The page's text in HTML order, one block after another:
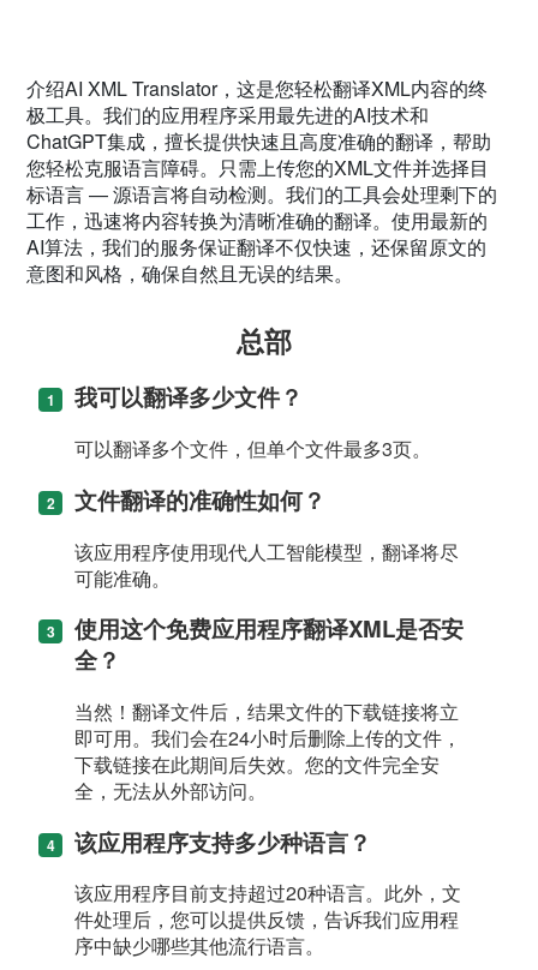
介绍AI XML Translator，这是您轻松翻译XML内容的终
极工具。我们的应用程序采用最先进的AI技术和
ChatGPT集成，擅长提供快速且高度准确的翻译，帮助
您轻松克服语言障碍。只需上传您的XML文件并选择目
标语言 — 源语言将自动检测。我们的工具会处理剩下的
工作，迅速将内容转换为清晰准确的翻译。使用最新的
AI算法，我们的服务保证翻译不仅快速，还保留原文的
意图和风格，确保自然且无误的结果。
总部
我可以翻译多少文件？
可以翻译多个文件，但单个文件最多3页。
文件翻译的准确性如何？
该应用程序使用现代人工智能模型，翻译将尽
可能准确。
使用这个免费应用程序翻译XML是否安
全？
当然！翻译文件后，结果文件的下载链接将立
即可用。我们会在24小时后删除上传的文件，
下载链接在此期间后失效。您的文件完全安
全，无法从外部访问。
该应用程序支持多少种语言？
该应用程序目前支持超过20种语言。此外，文
件处理后，您可以提供反馈，告诉我们应用程
序中缺少哪些其他流行语言。